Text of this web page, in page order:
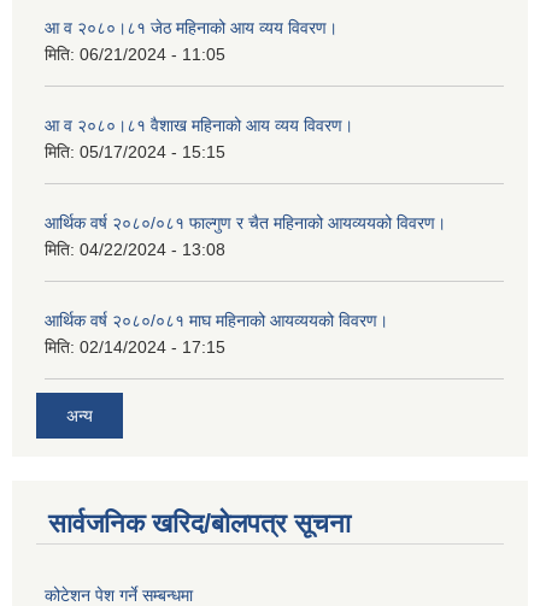
आ व २०८०।८१ जेठ महिनाको आय व्यय विवरण।
मिति: 06/21/2024 - 11:05
आ व २०८०।८१ वैशाख महिनाको आय व्यय विवरण।
मिति: 05/17/2024 - 15:15
आर्थिक वर्ष २०८०/०८१ फाल्गुण र चैत महिनाको आयव्ययको विवरण।
मिति: 04/22/2024 - 13:08
आर्थिक वर्ष २०८०/०८१ माघ महिनाको आयव्ययको विवरण।
मिति: 02/14/2024 - 17:15
अन्य
सार्वजनिक खरिद/बोलपत्र सूचना
कोटेशन पेश गर्ने सम्बन्धमा